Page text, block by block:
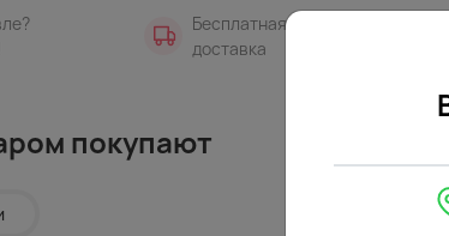
Бесплатная
доставка
покупают